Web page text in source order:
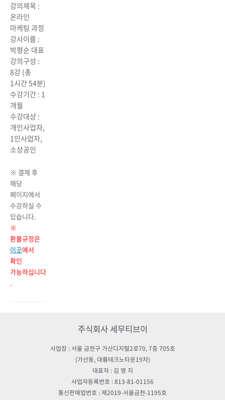
강의제목 :
온라인
마케팅 과정
강사이름 :
박형순 대표
강의구성 :
8강 (총
1시간 54분)
수강기간 : 1
개월
수강대상 :
개인사업자,
1인사업자,
소상공인
※ 결제 후
해당
페이지에서
수강하실 수
있습니다.
※
환불규정은
이곳에서
확인
가능하십니다
주식회사 세무티브이
사업장 : 서울 금천구 가산디지털2로70, 7층 705호
(가산동, 대륭테크노타운19차)
대표자 : 김 영 지
사업자등록번호 : 813-81-01156
통신판매업번호 : 제2019-서울금천-1195호